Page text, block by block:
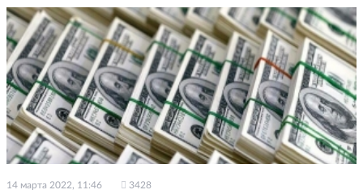
14 марта 2022, 11:46 3428